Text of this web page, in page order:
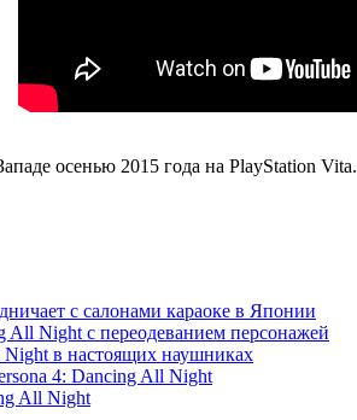
осенью 2015 года на PlayStation Vita.
с салонами караоке в Японии
All Night с переодеванием персонажей
в настоящих наушниках
4: Dancing All Night
All Night